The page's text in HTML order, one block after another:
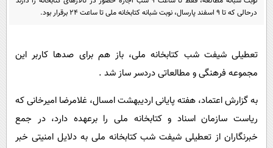
سرگرمی
گوناگون
حوادث
محیط زیست
سلامت
فرهنگی
پیامک
آشپزی
دانلود
درحالی که تا 9 اسفند پارسال، نوبت شبانه کتابخانه ملی تا ساعت 24 برقرار بود.
تعطیلی شیفت شب کتابخانه ملی، باز هم برای صدها کاربر این
مجموعه فرهنگی و مطالعاتی دردسر ساز شد .
به گزارش اعتماد، هفته پایانی اردیبهشت امسال، غلامرضا امیرخانی که
ریاست سازمان اسناد و کتابخانه ملی را برعهده دارد، در جمع
خبرنگاران از تعطیلی شیفت شب کتابخانه ملی به دلایل امنیتی خبر